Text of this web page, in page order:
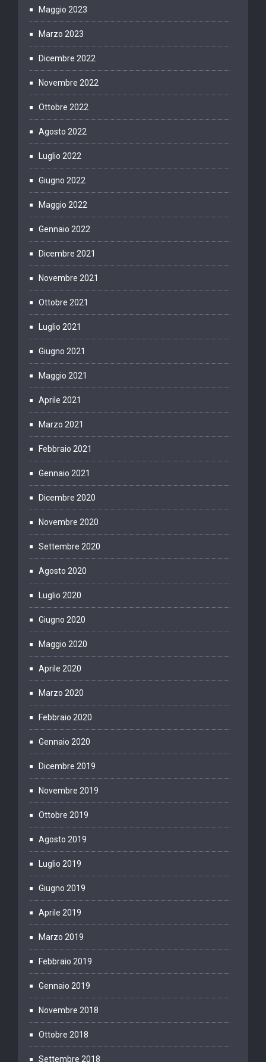
Maggio 2023
Marzo 2023
Dicembre 2022
Novembre 2022
Ottobre 2022
Agosto 2022
Luglio 2022
Giugno 2022
Maggio 2022
Gennaio 2022
Dicembre 2021
Novembre 2021
Ottobre 2021
Luglio 2021
Giugno 2021
Maggio 2021
Aprile 2021
Marzo 2021
Febbraio 2021
Gennaio 2021
Dicembre 2020
Novembre 2020
Settembre 2020
Agosto 2020
Luglio 2020
Giugno 2020
Maggio 2020
Aprile 2020
Marzo 2020
Febbraio 2020
Gennaio 2020
Dicembre 2019
Novembre 2019
Ottobre 2019
Agosto 2019
Luglio 2019
Giugno 2019
Aprile 2019
Marzo 2019
Febbraio 2019
Gennaio 2019
Novembre 2018
Ottobre 2018
Settembre 2018